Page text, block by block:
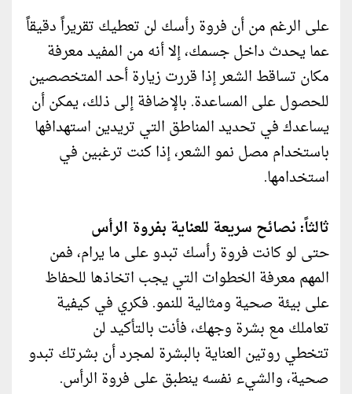
على الرغم من أن فروة رأسك لن تعطيك تقريراً دقيقاً
عما يحدث داخل جسمك، إلا أنه من المفيد معرفة
مكان تساقط الشعر إذا قررت زيارة أحد المتخصصين
للحصول على المساعدة. بالإضافة إلى ذلك، يمكن أن
يساعدك في تحديد المناطق التي تريدين استهدافها
باستخدام مصل نمو الشعر، إذا كنت ترغبين في
استخدامها.
ثالثاً: نصائح سريعة للعناية بفروة الرأس
حتى لو كانت فروة رأسك تبدو على ما يرام، فمن
المهم معرفة الخطوات التي يجب اتخاذها للحفاظ
على بيئة صحية ومثالية للنمو. فكري في كيفية
تعاملك مع بشرة وجهك، فأنت بالتأكيد لن
تتخطي روتين العناية بالبشرة لمجرد أن بشرتك تبدو
صحية، والشيء نفسه ينطبق على فروة الرأس.